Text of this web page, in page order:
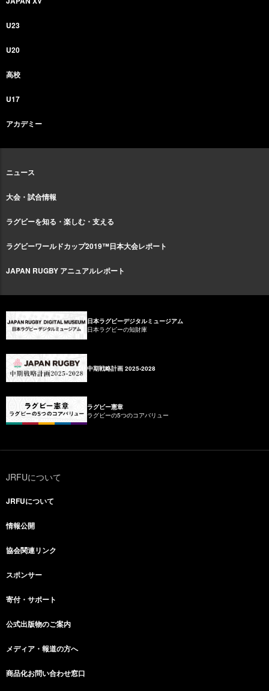
U23
U20
高校
U17
アカデミー
ニュース
大会・試合情報
ラグビーを知る・楽しむ・支える
ラグビーワールドカップ2019™日本大会レポート
JAPAN RUGBY アニュアルレポート
日本ラグビーデジタルミュージアム
日本ラグビーの知財庫
中期戦略計画 2025-2028
ラグビー憲章
ラグビーの5つのコアバリュー
JRFUについて
JRFUについて
情報公開
協会関連リンク
スポンサー
寄付・サポート
公式出版物のご案内
メディア・報道の方へ
商品化お問い合わせ窓口